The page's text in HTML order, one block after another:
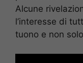
Alcune
l’interesse di
tuono e non